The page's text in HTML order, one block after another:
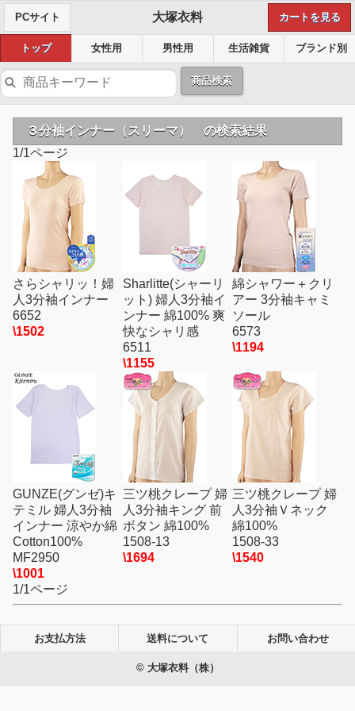
PCサイト 大塚衣料 カートを見る
トップ 女性用 男性用 生活雑貨 ブランド別
商品検索
３分袖インナー（スリーマ） の検索結果
1/1ページ
さらシャリッ！婦
人3分袖インナー
6652
\1502
Sharlitte(シャーリ
ット) 婦人3分袖イ
ンナー 綿100% 爽
快なシャリ感
6511
\1155
綿シャワー＋クリ
アー 3分袖キャミ
ソール
6573
\1194
GUNZE(グンゼ)キ
テミル 婦人3分袖
インナー 涼やか綿
Cotton100%
MF2950
\1001
三ツ桃クレープ 婦
人3分袖キング 前
ボタン 綿100%
1508-13
\1694
三ツ桃クレープ 婦
人3分袖Ｖネック
綿100%
1508-33
\1540
1/1ページ
お支払方法 送料について お問い合わせ
© 大塚衣料（株）